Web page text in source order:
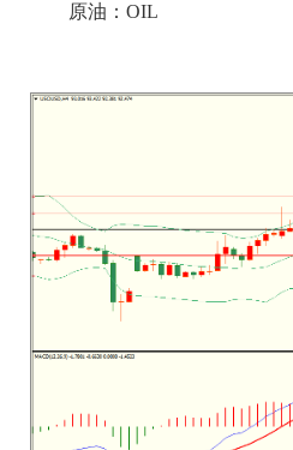
原油：OIL